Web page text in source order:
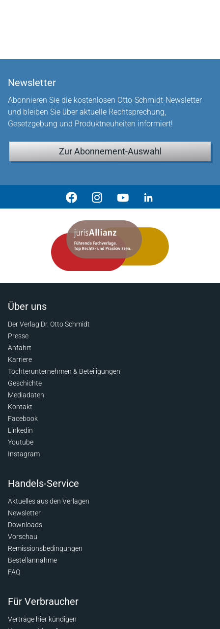
Newsletter
Abonnieren Sie die kostenlosen Otto-Schmidt-Newsletter
und bleiben Sie über aktuelle Rechtsprechung,
Gesetzgebung und Produktneuheiten informiert!
Zur Abonnement-Auswahl
Über uns
Der Verlag Dr. Otto Schmidt
Presse
Anfahrt
Karriere
Tochterunternehmen & Beteiligungen
Geschichte
Mediadaten
Kontakt
Facebook
Linkedin
Youtube
Instagram
Handels-Service
Aktuelles aus den Verlagen
Newsletter
Downloads
Vorschau
Remissionsbedingungen
Bestellannahme
FAQ
Für Verbraucher
Verträge hier kündigen